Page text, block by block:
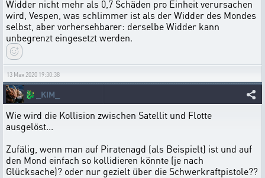
Widder nicht mehr als 0,7 Schäden pro Einheit verursachen
wird, Vespen, was schlimmer ist als der Widder des Mondes
selbst, aber vorhersehbarer: derselbe Widder kann
unbegrenzt eingesetzt werden.
13 Мая 2020 19:30:38
🐉 _KIM_
Wie wird die Kollision zwischen Satellit und Flotte
ausgelöst...
Zufälig, wenn man auf Piratenagd (als Beispielt) ist und auf
den Mond einfach so kollidieren könnte (je nach
Glücksache)? oder nur gezielt über die Schwerkraftpistole??